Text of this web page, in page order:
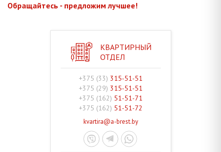
Обращайтесь - предложим лучшее!
КВАРТИРНЫЙ
ОТДЕЛ
+375 (33) 315-51-51
+375 (29) 315-51-51
+375 (162) 51-51-71
+375 (162) 51-51-72
kvartira@a-brest.by